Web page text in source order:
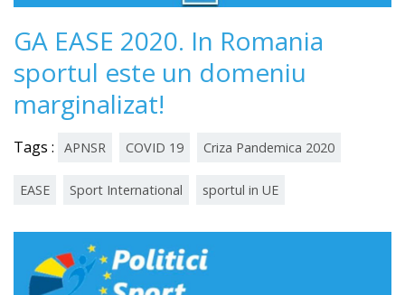
GA EASE 2020. In Romania
sportul este un domeniu
marginalizat!
Tags : APNSR COVID 19 Criza Pandemica 2020
EASE Sport International sportul in UE